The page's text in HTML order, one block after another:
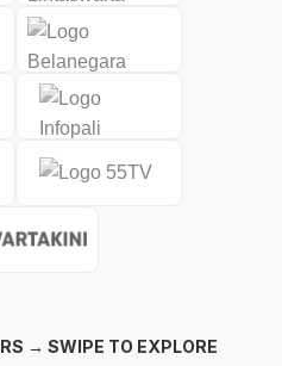
→ SWIPE TO EXPLORE